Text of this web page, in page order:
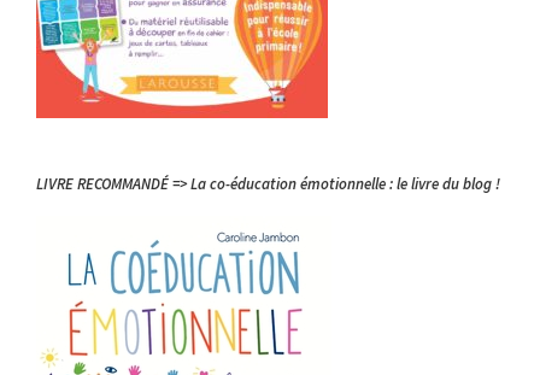
LIVRE RECOMMANDÉ => La co-éducation émotionnelle : le livre du blog !